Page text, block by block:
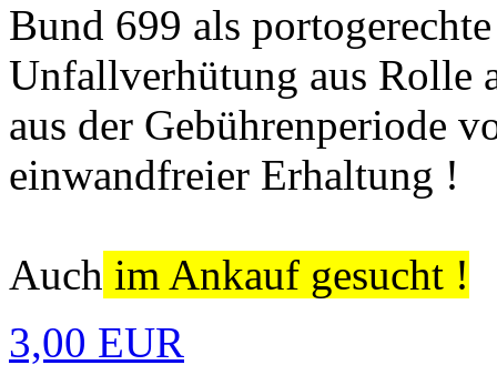
Bund 699 als
Unfallverhütung aus Rolle
aus der Gebührenperiode
einwandfreier Erhaltung !
Auch im Ankauf gesucht !
3,00 EUR